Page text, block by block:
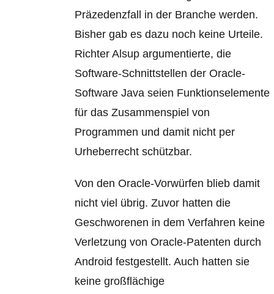
Präzedenzfall in der Branche werden.
Bisher gab es dazu noch keine Urteile.
Richter Alsup argumentierte, die
Software-Schnittstellen der Oracle-
Software Java seien Funktionselemente
für das Zusammenspiel von
Programmen und damit nicht per
Urheberrecht schützbar.
Von den Oracle-Vorwürfen blieb damit
nicht viel übrig. Zuvor hatten die
Geschworenen in dem Verfahren keine
Verletzung von Oracle-Patenten durch
Android festgestellt. Auch hatten sie
keine großflächige